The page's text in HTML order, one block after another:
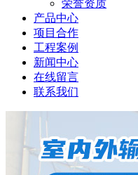
荣誉资质
产品中心
项目合作
工程案例
新闻中心
在线留言
联系我们